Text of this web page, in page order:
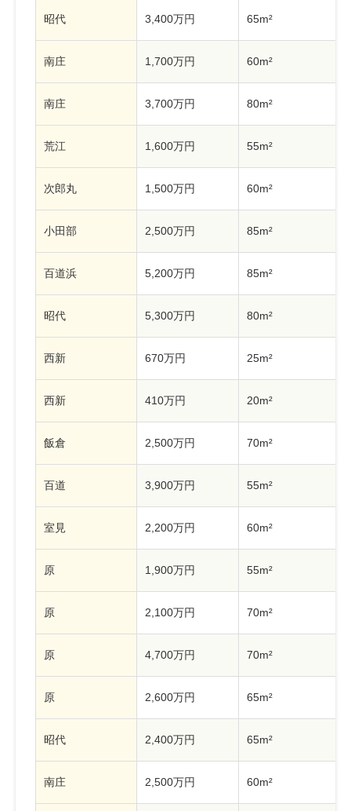
昭代 3,400万円 65m²
南庄 1,700万円 60m²
南庄 3,700万円 80m²
荒江 1,600万円 55m²
次郎丸 1,500万円 60m²
小田部 2,500万円 85m²
百道浜 5,200万円 85m²
昭代 5,300万円 80m²
西新 670万円 25m²
西新 410万円 20m²
飯倉 2,500万円 70m²
百道 3,900万円 55m²
室見 2,200万円 60m²
原 1,900万円 55m²
原 2,100万円 70m²
原 4,700万円 70m²
原 2,600万円 65m²
昭代 2,400万円 65m²
南庄 2,500万円 60m²